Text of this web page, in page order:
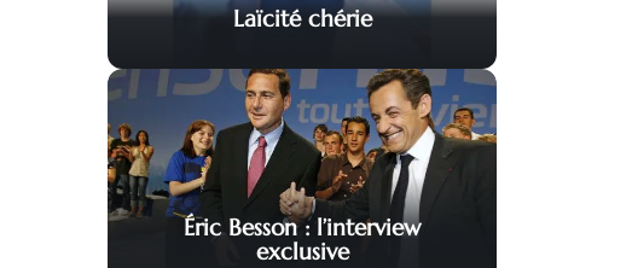
Laïcité chérie
Éric Besson : l’interview
exclusive